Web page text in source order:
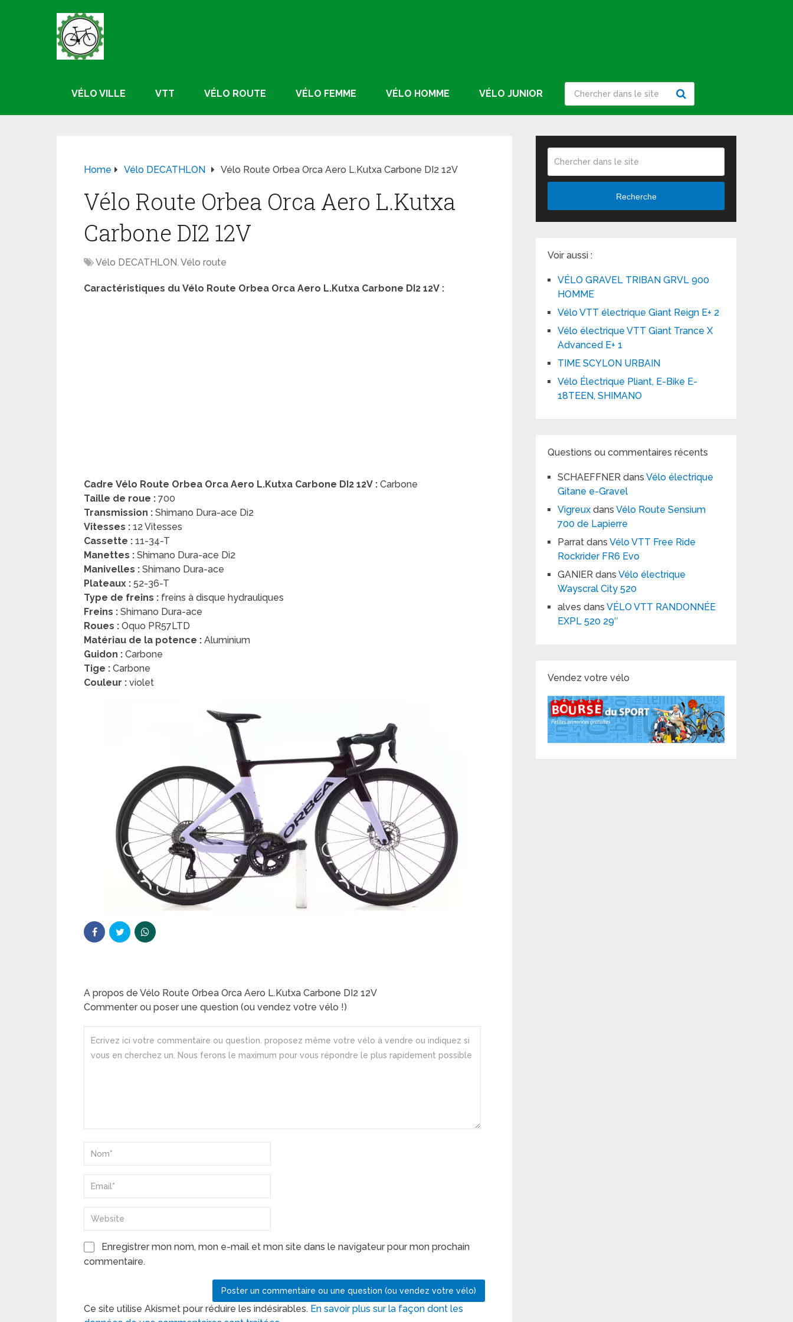
VÉLO VILLE VTT VÉLO ROUTE VÉLO FEMME VÉLO HOMME VÉLO JUNIOR
Home Vélo DECATHLON Vélo Route Orbea Orca Aero L.Kutxa Carbone DI2 12V
Vélo Route Orbea Orca Aero L.Kutxa
Carbone DI2 12V
Vélo DECATHLON, Vélo route
Caractéristiques du Vélo Route Orbea Orca Aero L.Kutxa Carbone DI2 12V :
Cadre Vélo Route Orbea Orca Aero L.Kutxa Carbone DI2 12V : Carbone
Taille de roue : 700
Transmission : Shimano Dura-ace Di2
Vitesses : 12 Vitesses
Cassette : 11-34-T
Manettes : Shimano Dura-ace Di2
Manivelles : Shimano Dura-ace
Plateaux : 52-36-T
Type de freins : freins à disque hydrauliques
Freins : Shimano Dura-ace
Roues : Oquo PR57LTD
Matériau de la potence : Aluminium
Guidon : Carbone
Tige : Carbone
Couleur : violet
A propos de Vélo Route Orbea Orca Aero L.Kutxa Carbone DI2 12V
Commenter ou poser une question (ou vendez votre vélo !)
Enregistrer mon nom, mon e-mail et mon site dans le navigateur pour mon prochain
commentaire.
Ce site utilise Akismet pour réduire les indésirables. En savoir plus sur la façon dont les
Recherche
Voir aussi :
VÉLO GRAVEL TRIBAN GRVL 900
HOMME
Vélo VTT électrique Giant Reign E+ 2
Vélo électrique VTT Giant Trance X
Advanced E+ 1
TIME SCYLON URBAIN
Vélo Électrique Pliant, E-Bike E-
18TEEN, SHIMANO
Questions ou commentaires récents
SCHAEFFNER dansVélo électrique
Gitane e-Gravel
Vigreux dansVélo Route Sensium
700 de Lapierre
Parrat dansVélo VTT Free Ride
Rockrider FR6 Evo
GANIER dansVélo électrique
Wayscral City 520
alves dansVÉLO VTT RANDONNÉE
EXPL 520 29″
Vendez votre vélo